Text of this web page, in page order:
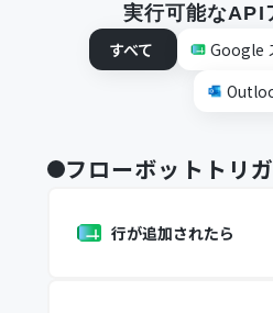
実行可能なAPI
すべて
Google
フローボットトリ
行が追加されたら